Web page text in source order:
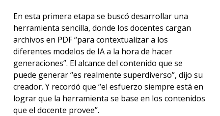
En esta primera etapa se buscó desarrollar una
herramienta sencilla, donde los docentes cargan
archivos en PDF “para contextualizar a los
diferentes modelos de IA a la hora de hacer
generaciones”. El alcance del contenido que se
puede generar “es realmente superdiverso”, dijo su
creador. Y recordó que “el esfuerzo siempre está en
lograr que la herramienta se base en los contenidos
que el docente provee”.